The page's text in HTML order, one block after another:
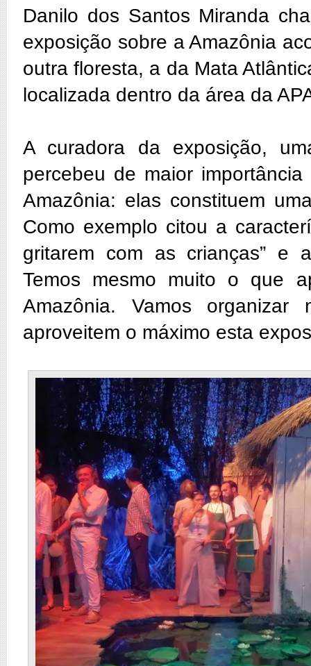
Danilo dos Santos Miranda
exposição sobre a Amazônia
outra floresta, a da Mata
localizada dentro da área da
A curadora da exposição,
percebeu de maior
Amazônia: elas constituem
Como exemplo citou a
gritarem com as crianças” e
Temos mesmo muito o que
Amazônia. Vamos
aproveitem o máximo esta